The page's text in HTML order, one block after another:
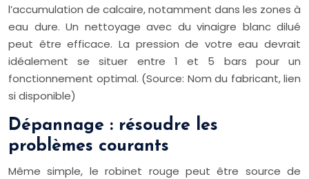
l’accumulation de calcaire, notamment dans les zones à
eau dure. Un nettoyage avec du vinaigre blanc dilué
peut être efficace. La pression de votre eau devrait
idéalement se situer entre 1 et 5 bars pour un
fonctionnement optimal. (Source: Nom du fabricant, lien
si disponible)
Dépannage : résoudre les
problèmes courants
Même simple, le robinet rouge peut être source de